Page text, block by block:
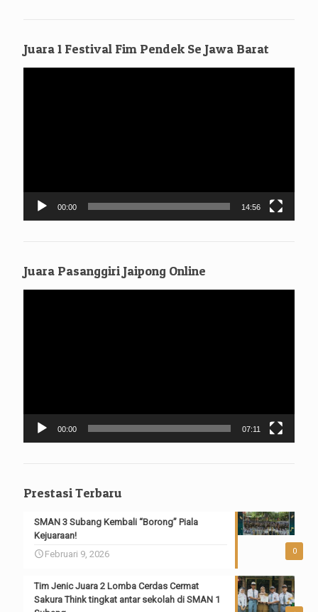
Mei 2026 Pukul 16.00 WIB
Pengambilan Ijazah Gratis
Juara 1 Festival Fim Pendek Se Jawa Barat
00:00 14:56
Juara Pasanggiri Jaipong Online
00:00 07:11
Prestasi Terbaru
0
SMAN 3 Subang Kembali “Borong” Piala
Kejuaraan!
Februari 9, 2026
Tim Jenic Juara 2 Lomba Cerdas Cermat
Sakura Think tingkat antar sekolah di SMAN 1